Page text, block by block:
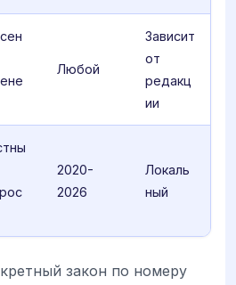
Любой
Зависит
от
редакц
ии
2020-
2026
Локаль
ный
закон по номеру